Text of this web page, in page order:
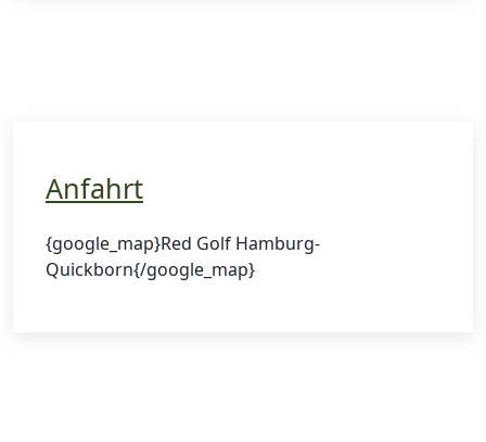
Anfahrt
{google_map}Red Golf Hamburg-
Quickborn{/google_map}